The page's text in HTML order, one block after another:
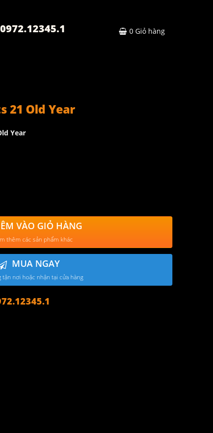
0 Giỏ hàng
21 Old Year
Year
VÀO GIỎ HÀNG
thêm các sản phẩm khác
MUA NGAY
tận nơi hoặc nhận tại cửa hàng